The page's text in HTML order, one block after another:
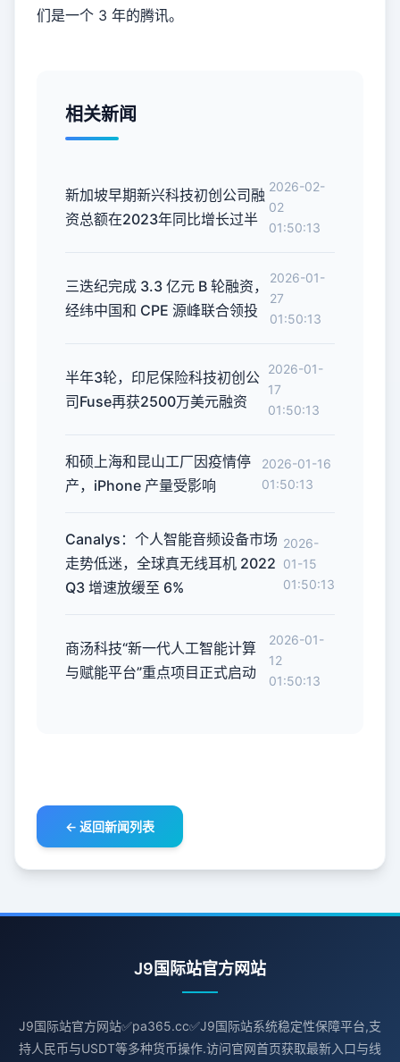
们是一个 3 年的腾讯。
相关新闻
新加坡早期新兴科技初创公司融
资总额在2023年同比增长过半
2026-02-
02
01:50:13
三迭纪完成 3.3 亿元 B 轮融资，
经纬中国和 CPE 源峰联合领投
2026-01-
27
01:50:13
半年3轮，印尼保险科技初创公
司Fuse再获2500万美元融资
2026-01-
17
01:50:13
和硕上海和昆山工厂因疫情停
产，iPhone 产量受影响
2026-01-16
01:50:13
Canalys：个人智能音频设备市场
走势低迷，全球真无线耳机 2022
Q3 增速放缓至 6%
2026-
01-15
01:50:13
商汤科技“新一代人工智能计算
与赋能平台”重点项目正式启动
2026-01-
12
01:50:13
← 返回新闻列表
J9国际站官方网站
J9国际站官方网站✅pa365.cc✅J9国际站系统稳定性保障平台,支
持人民币与USDT等多种货币操作.访问官网首页获取最新入口与线